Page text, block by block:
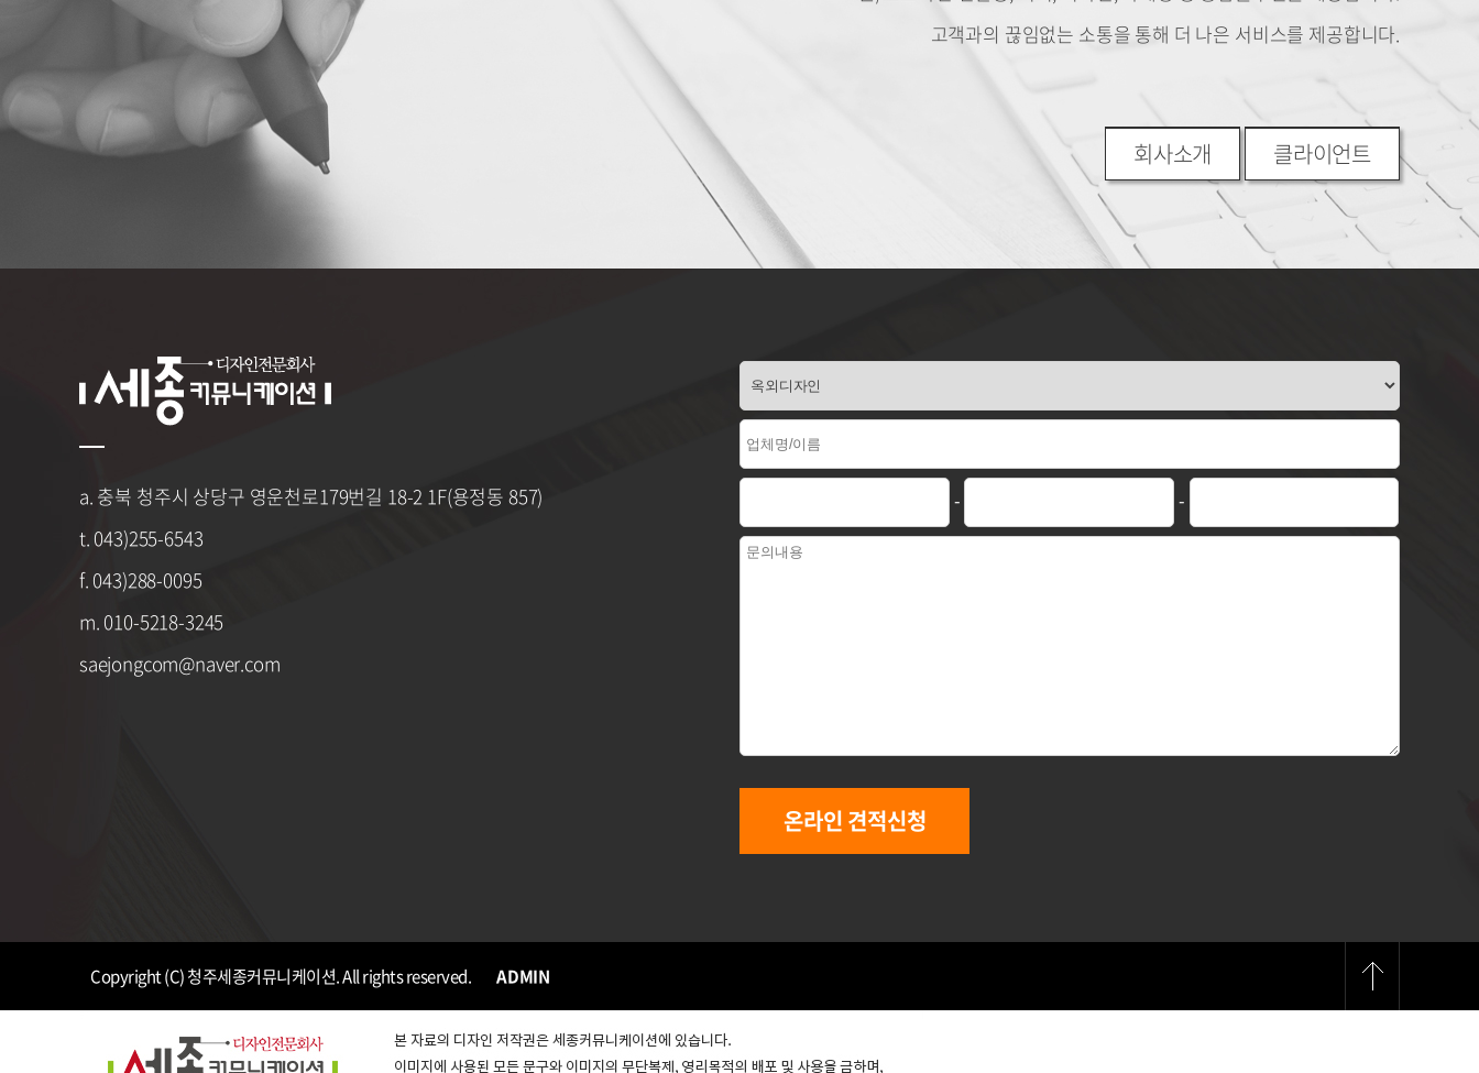
고객과의 끊임없는 소통을 통해 더 나은 서비스를 제공합니다.
회사소개 클라이언트
a. 충북 청주시 상당구 영운천로179번길 18-2 1F(용정동 857)
t. 043)255-6543
f. 043)288-0095
m. 010-5218-3245
saejongcom@naver.com
- -
온라인 견적신청
Copyright (C) 청주세종커뮤니케이션. All rights reserved. ADMIN